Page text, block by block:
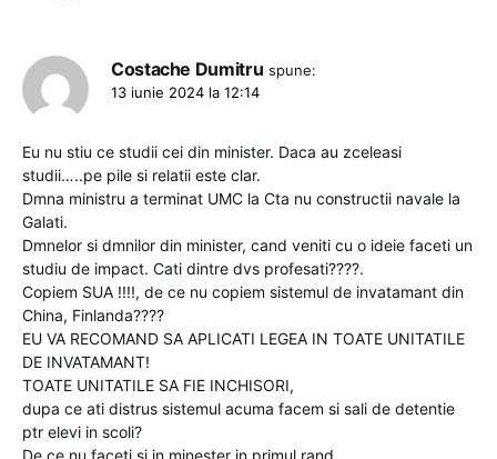
Costache Dumitru spune:
13 iunie 2024 la 12:14
Eu nu stiu ce studii cei din minister. Daca au zceleasi
studii…..pe pile si relatii este clar.
Dmna ministru a terminat UMC la Cta nu constructii navale la
Galati.
Dmnelor si dmnilor din minister, cand veniti cu o ideie faceti un
studiu de impact. Cati dintre dvs profesati????.
Copiem SUA !!!!, de ce nu copiem sistemul de invatamant din
China, Finlanda????
EU VA RECOMAND SA APLICATI LEGEA IN TOATE UNITATILE
DE INVATAMANT!
TOATE UNITATILE SA FIE INCHISORI,
dupa ce ati distrus sistemul acuma facem si sali de detentie
ptr elevi in scoli?
De ce nu faceti si in minester in primul rand